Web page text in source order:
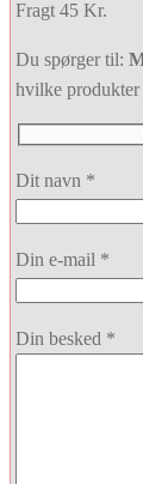
Fragt 45 Kr.
Du spørger til:
hvilke produkter
Dit navn *
Din e-mail *
Din besked *